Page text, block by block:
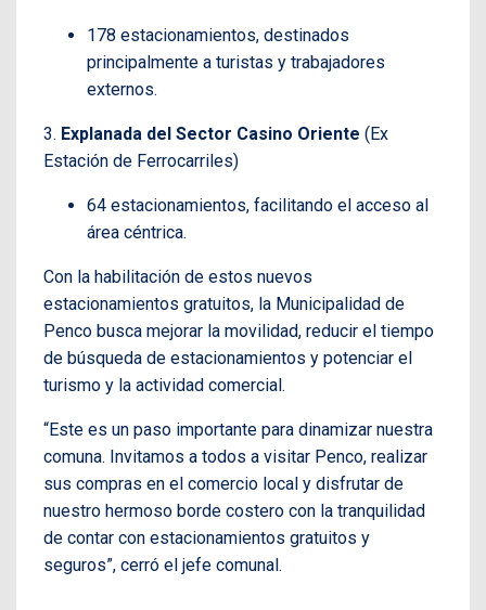
178 estacionamientos, destinados
principalmente a turistas y trabajadores
externos.
3. Explanada del Sector Casino Oriente (Ex
Estación de Ferrocarriles)
64 estacionamientos, facilitando el acceso al
área céntrica.
Con la habilitación de estos nuevos
estacionamientos gratuitos, la Municipalidad de
Penco busca mejorar la movilidad, reducir el tiempo
de búsqueda de estacionamientos y potenciar el
turismo y la actividad comercial.
“Este es un paso importante para dinamizar nuestra
comuna. Invitamos a todos a visitar Penco, realizar
sus compras en el comercio local y disfrutar de
nuestro hermoso borde costero con la tranquilidad
de contar con estacionamientos gratuitos y
seguros”, cerró el jefe comunal.